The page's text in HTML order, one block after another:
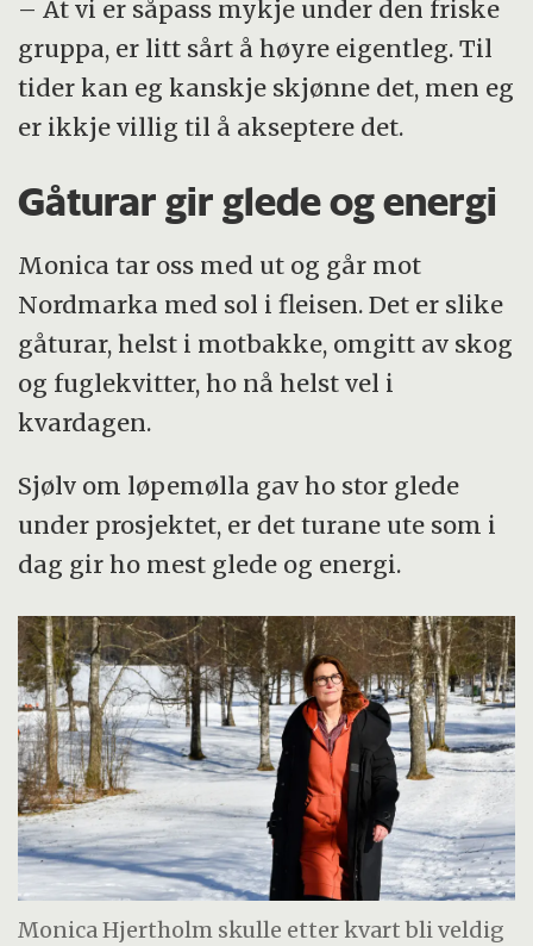
– At vi er såpass mykje under den friske
gruppa, er litt sårt å høyre eigentleg. Til
tider kan eg kanskje skjønne det, men eg
er ikkje villig til å akseptere det.
Gåturar gir glede og energi
Monica tar oss med ut og går mot
Nordmarka med sol i fleisen. Det er slike
gåturar, helst i motbakke, omgitt av skog
og fuglekvitter, ho nå helst vel i
kvardagen.
Sjølv om løpemølla gav ho stor glede
under prosjektet, er det turane ute som i
dag gir ho mest glede og energi.
Monica Hjertholm skulle etter kvart bli veldig